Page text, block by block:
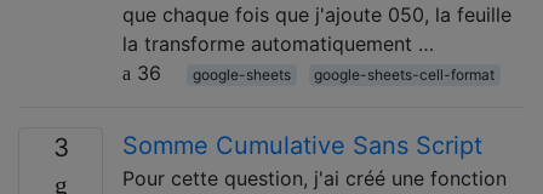
que chaque fois que j'ajoute 050, la feuille
la transforme automatiquement …
36
google-sheets google-sheets-cell-format
3 Somme Cumulative Sans Script
Pour cette question, j'ai créé une fonction